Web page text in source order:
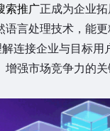
索推广正成为企业
言处理技术，能
连接企业与目标
强市场竞争力的关